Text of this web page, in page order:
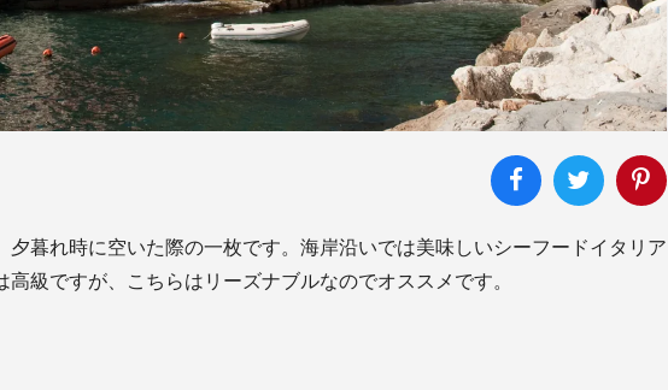
夕暮れ時に空いた際の一枚です。海岸沿いでは美味しいシーフードイタリア
級ですが、こちらはリーズナブルなのでオススメです。